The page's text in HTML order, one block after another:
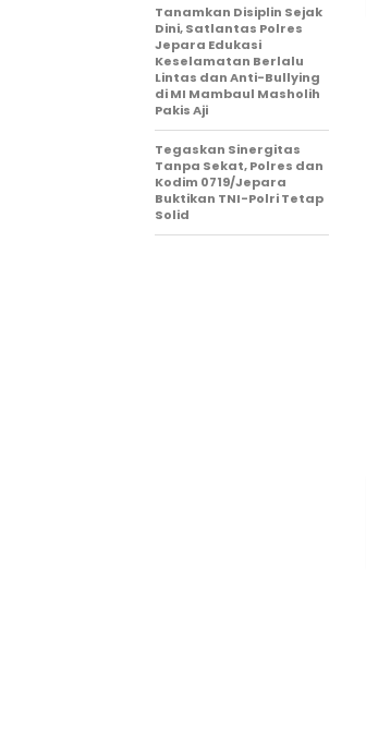
Tanamkan Disiplin Sejak
Dini, Satlantas Polres
Jepara Edukasi
Keselamatan Berlalu
Lintas dan Anti-Bullying
di MI Mambaul Masholih
Pakis Aji
Tegaskan Sinergitas
Tanpa Sekat, Polres dan
Kodim 0719/Jepara
Buktikan TNI-Polri Tetap
Solid